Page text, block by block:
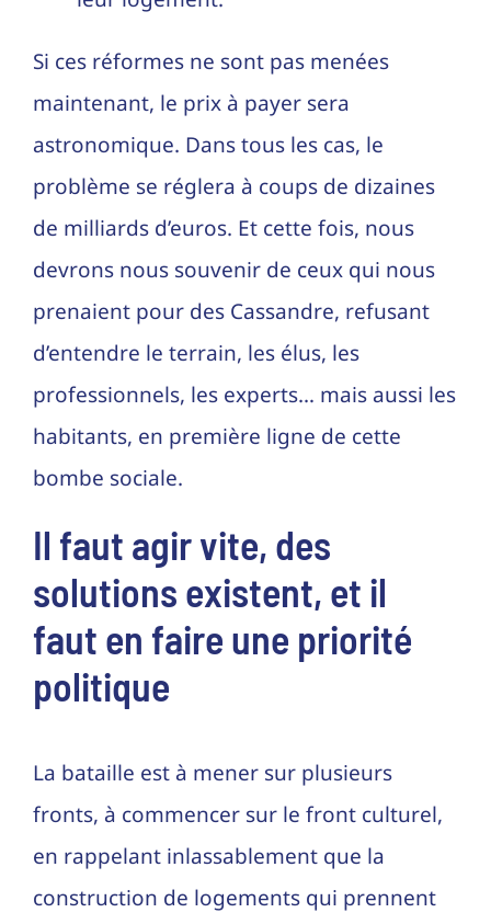
Si ces réformes ne sont pas menées
maintenant, le prix à payer sera
astronomique. Dans tous les cas, le
problème se réglera à coups de dizaines
de milliards d’euros. Et cette fois, nous
devrons nous souvenir de ceux qui nous
prenaient pour des Cassandre, refusant
d’entendre le terrain, les élus, les
professionnels, les experts… mais aussi les
habitants, en première ligne de cette
bombe sociale.
Il faut agir vite, des
solutions existent, et il
faut en faire une priorité
politique
La bataille est à mener sur plusieurs
fronts, à commencer sur le front culturel,
en rappelant inlassablement que la
construction de logements qui prennent